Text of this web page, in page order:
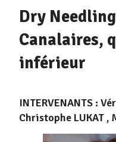
Dry
Canalaires,
inférieur
INTERVENANTS :
Christophe LUKAT